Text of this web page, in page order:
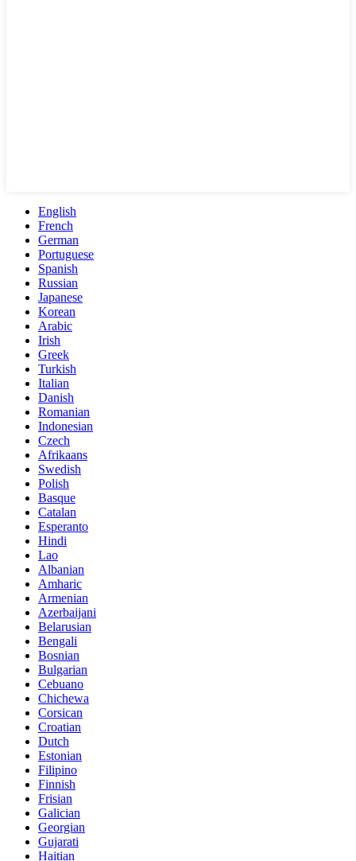
English
French
German
Portuguese
Spanish
Russian
Japanese
Korean
Arabic
Irish
Greek
Turkish
Italian
Danish
Romanian
Indonesian
Czech
Afrikaans
Swedish
Polish
Basque
Catalan
Esperanto
Hindi
Lao
Albanian
Amharic
Armenian
Azerbaijani
Belarusian
Bengali
Bosnian
Bulgarian
Cebuano
Chichewa
Corsican
Croatian
Dutch
Estonian
Filipino
Finnish
Frisian
Galician
Georgian
Gujarati
Haitian